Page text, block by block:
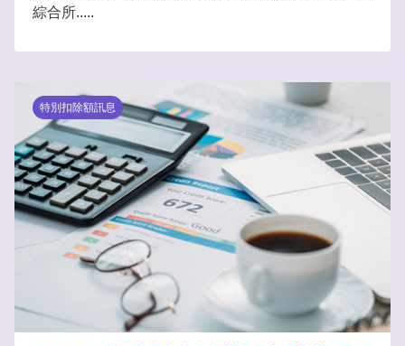
綜合所.....
特別扣除額訊息